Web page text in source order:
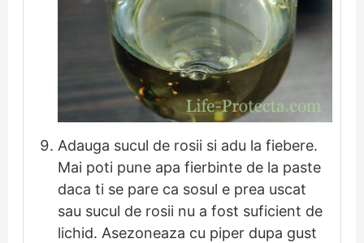
Adauga sucul de rosii si adu la fiebere.
Mai poti pune apa fierbinte de la paste
daca ti se pare ca sosul e prea uscat
sau sucul de rosii nu a fost suficient de
lichid. Asezoneaza cu piper dupa gust